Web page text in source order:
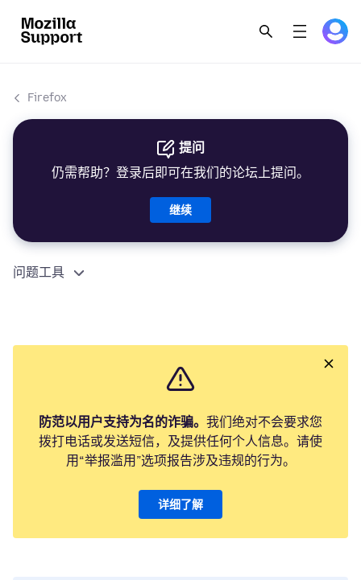
Firefox
提问
仍需帮助？登录后即可在我们的论坛上提问。
继续
问题工具
防范以用户支持为名的诈骗。 我们绝对不会要求您
拨打电话或发送短信，及提供任何个人信息。请使
用“举报滥用”选项报告涉及违规的行为。
详细了解